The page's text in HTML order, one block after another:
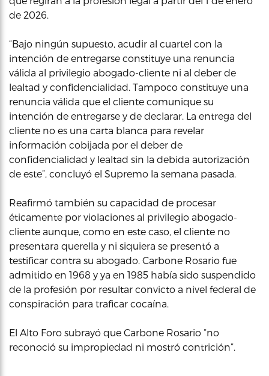
de 2026.
“Bajo ningún supuesto, acudir al cuartel con la
intención de entregarse constituye una renuncia
válida al privilegio abogado-cliente ni al deber de
lealtad y confidencialidad. Tampoco constituye una
renuncia válida que el cliente comunique su
intención de entregarse y de declarar. La entrega del
cliente no es una carta blanca para revelar
información cobijada por el deber de
confidencialidad y lealtad sin la debida autorización
de este”, concluyó el Supremo la semana pasada.
Reafirmó también su capacidad de procesar
éticamente por violaciones al privilegio abogado-
cliente aunque, como en este caso, el cliente no
presentara querella y ni siquiera se presentó a
testificar contra su abogado. Carbone Rosario fue
admitido en 1968 y ya en 1985 había sido suspendido
de la profesión por resultar convicto a nivel federal de
conspiración para traficar cocaína.
El Alto Foro subrayó que Carbone Rosario “no
reconoció su impropiedad ni mostró contrición”.